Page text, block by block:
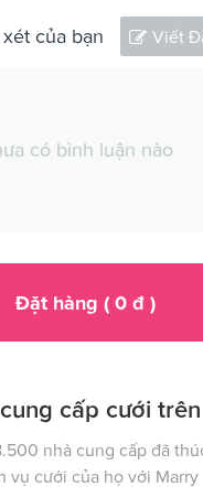
của bạn Viết
có bình luận nào
Đặt hàng ( 0đ )
cấp cưới
nhà cung cấp đã
vụ cưới của họ với Marry